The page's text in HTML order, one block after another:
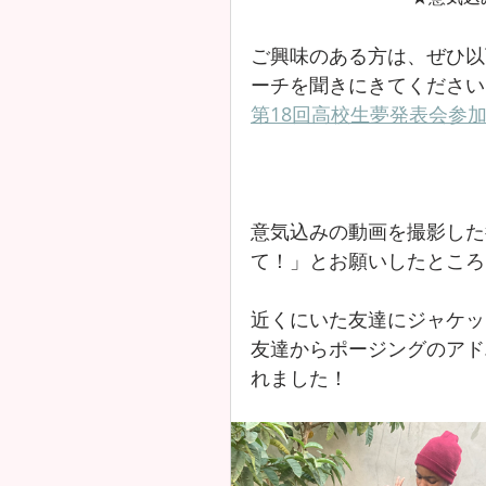
ご興味のある方は、ぜひ
ーチを聞きにきてくださ
第18回高校生夢発表会参
意気込みの動画を撮影し
て！」とお願いしたとこ
近くにいた友達にジャケ
友達からポージングのア
れました！